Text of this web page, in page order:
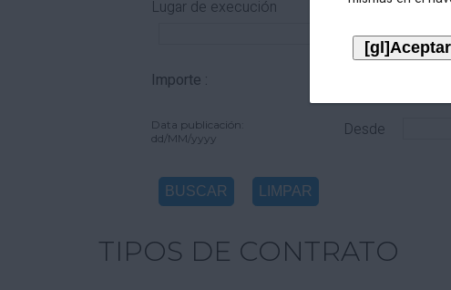
Lugar de execución
Importe :
Data publicación:
dd/MM/yyyy
Desde
TIPOS DE CONTRATO